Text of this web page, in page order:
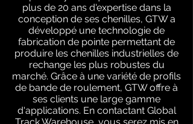
plus de 20 ans d'expertise dans la
conception de ses chenilles, GTW a
développé une technologie de
fabrication de pointe permettant de
produire les chenilles industrielles de
rechange les plus robustes du
marché. Grâce à une variété de profils
de bande de roulement, GTW offre à
ses clients une large gamme
d'applications. En contactant Global